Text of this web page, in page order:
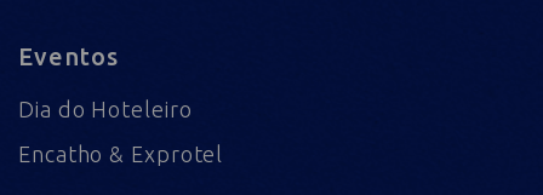
Eventos
Dia do Hoteleiro
Encatho & Exprotel